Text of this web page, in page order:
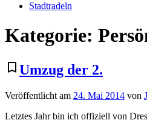
Stadtradeln
Kategorie:
bookmark_border Umzug der 2.
Veröffentlicht am 24. Mai 2014 von
Letztes Jahr bin ich offiziell von